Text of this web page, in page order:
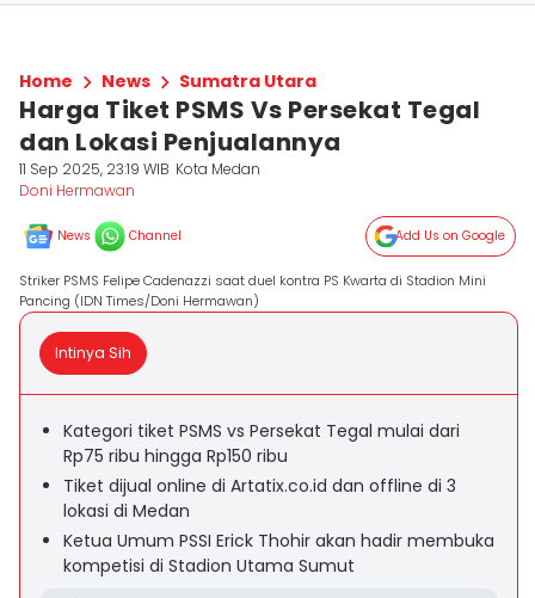
Home News Sumatra Utara
Harga Tiket PSMS Vs Persekat Tegal
dan Lokasi Penjualannya
11 Sep 2025, 23:19 WIB Kota Medan
Doni Hermawan
News Channel Add Us on Google
Striker PSMS Felipe Cadenazzi saat duel kontra PS Kwarta di Stadion Mini
Pancing (IDN Times/Doni Hermawan)
Intinya Sih
Kategori tiket PSMS vs Persekat Tegal mulai dari
Rp75 ribu hingga Rp150 ribu
Tiket dijual online di Artatix.co.id dan offline di 3
lokasi di Medan
Ketua Umum PSSI Erick Thohir akan hadir membuka
kompetisi di Stadion Utama Sumut